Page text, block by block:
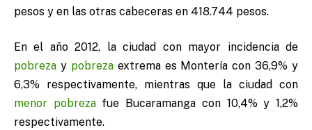
pesos y en las otras cabeceras en 418.744 pesos.
En el año 2012, la ciudad con mayor incidencia de
pobreza y pobrezaextrema es Montería con 36,9% y
6,3% respectivamente, mientras que la ciudad con
menor pobrezafue Bucaramanga con 10,4% y 1,2%
respectivamente.